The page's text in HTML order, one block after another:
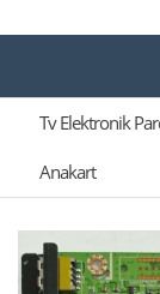
Tv Elektronik
Anakart